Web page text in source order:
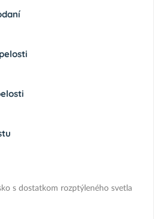
s dostatkom rozptýleného svetla